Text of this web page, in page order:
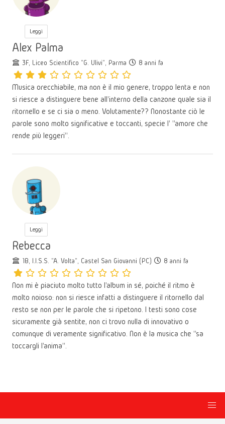
Leggi
Alex Palma
3F, Liceo Scientifico "G. Ulivi", Parma 8 anni fa
Musica orecchiabile, ma non è il mio genere, troppo lenta e non
si riesce a distinguere bene all'interno della canzone quale sia il
ritornello e se ci sia o meno. Volutamente?? Nonostante ciò le
parole sono molto significative e toccanti, specie l' "amore che
rende più leggeri".
Leggi
Rebecca
1B, I.I.S.S. "A. Volta", Castel San Giovanni (PC) 8 anni fa
Non mi è piaciuto molto tutto l'album in sé, poiché il ritmo è
molto noioso: non si riesce infatti a distinguere il ritornello dal
resto se non per le parole che si ripetono. I testi sono cose
sicuramente già sentite, non ci trovo nulla di innovativo o
comunque di veramente significativo. Non è la musica che "sa
toccargli l'anima".